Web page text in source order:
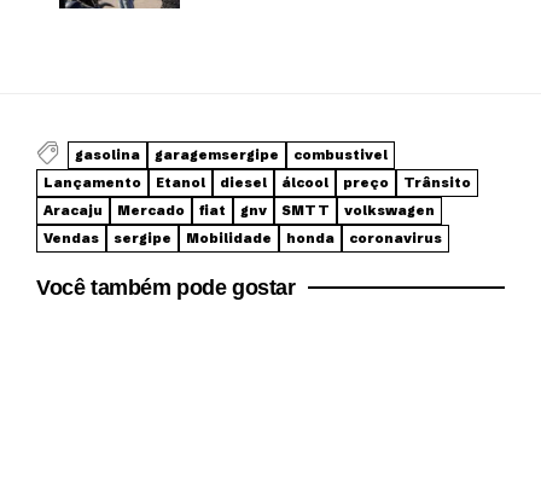
gasolina garagemsergipe
combustivel
Lançamento
Etanol diesel álcool preço
Trânsito
Aracaju
Mercado fiat gnv SMTT
volkswagen
Vendas
sergipe Mobilidade honda coronavirus
Você também pode gostar